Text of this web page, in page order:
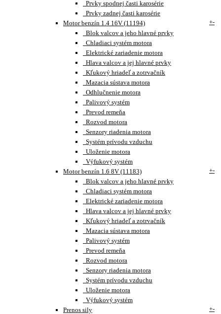
Prvky spodnej časti karosérie
Prvky zadnej časti karosérie
Motor benzín 1.4 16V (11194)
+-
Blok valcov a jeho hlavné prvky
Chladiaci systém motora
Elektrické zariadenie motora
Hlava valcov a jej hlavné prvky
Kľukový hriadeľ a zotrvačník
Mazacia sústava motora
Odhlučnenie motora
Palivový systém
Prevod remeňa
Rozvod motora
Senzory riadenia motora
Systém prívodu vzduchu
Uloženie motora
Výfukový systém
Motor benzín 1.6 8V (11183)
+-
Blok valcov a jeho hlavné prvky
Chladiaci systém motora
Elektrické zariadenie motora
Hlava valcov a jej hlavné prvky
Kľukový hriadeľ a zotrvačník
Mazacia sústava motora
Palivový systém
Prevod remeňa
Rozvod motora
Senzory riadenia motora
Systém prívodu vzduchu
Uloženie motora
Výfukový systém
Prenos sily
+-